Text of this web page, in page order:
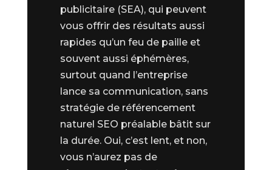
publicitaire (SEA), qui peuvent
vous offrir des résultats aussi
rapides qu’un feu de paille et
souvent aussi éphémères,
surtout quand l’entreprise
lance sa communication, sans
stratégie de référencement
naturel SEO préalable bâtit sur
la durée. Oui, c’est lent, et non,
vous n’aurez pas de